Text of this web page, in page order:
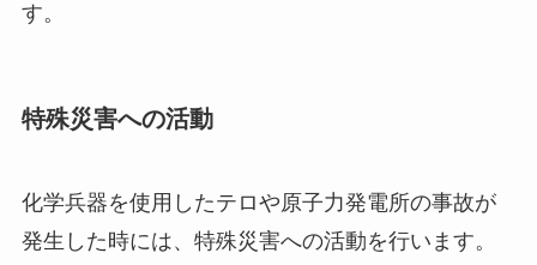
す。
特殊災害への活動
化学兵器を使用したテロや原子力発電所の事故が
発生した時には、特殊災害への活動を行います。